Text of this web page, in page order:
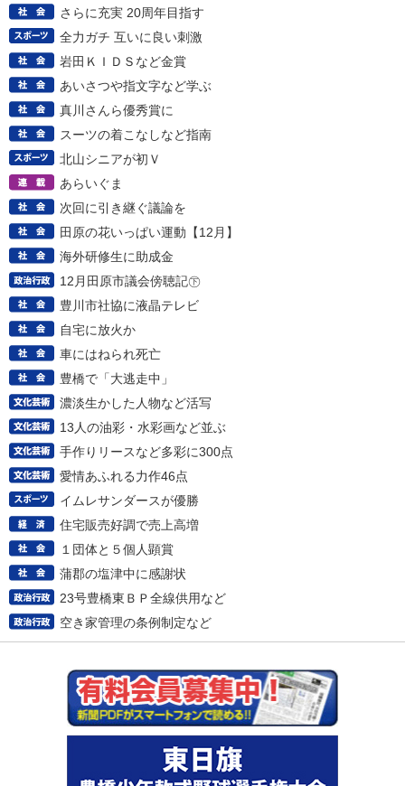
さらに充実 20周年目指す
全力ガチ 互いに良い刺激
岩田ＫＩＤＳなど金賞
あいさつや指文字など学ぶ
真川さんら優秀賞に
スーツの着こなしなど指南
北山シニアが初Ｖ
あらいぐま
次回に引き継ぐ議論を
田原の花いっぱい運動【12月】
海外研修生に助成金
12月田原市議会傍聴記㊦
豊川市社協に液晶テレビ
自宅に放火か
車にはねられ死亡
豊橋で「大逃走中」
濃淡生かした人物など活写
13人の油彩・水彩画など並ぶ
手作りリースなど多彩に300点
愛情あふれる力作46点
イムレサンダースが優勝
住宅販売好調で売上高増
１団体と５個人顕賞
蒲郡の塩津中に感謝状
23号豊橋東ＢＰ全線供用など
空き家管理の条例制定など